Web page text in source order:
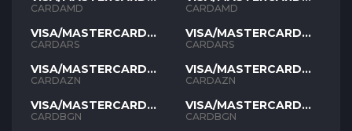
AMD
CARDAMD
VISA/MASTERCARD
ARS
CARDARS
VISA/MASTERCARD
AZN
CARDAZN
VISA/MASTERCARD
BGN
CARDBGN
AMD
CARDAMD
VISA/MASTERCARD
ARS
CARDARS
VISA/MASTERCARD
AZN
CARDAZN
VISA/MASTERCARD
BGN
CARDBGN